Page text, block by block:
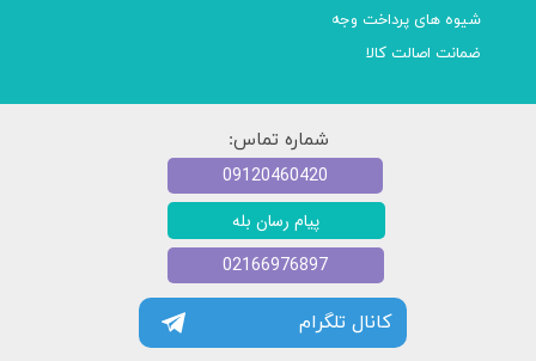
شیوه های پرداخت وجه
ضمانت اصالت کالا
شماره تماس:
کانال تلگرام
پیام رسان بله
09120460420
02166976897